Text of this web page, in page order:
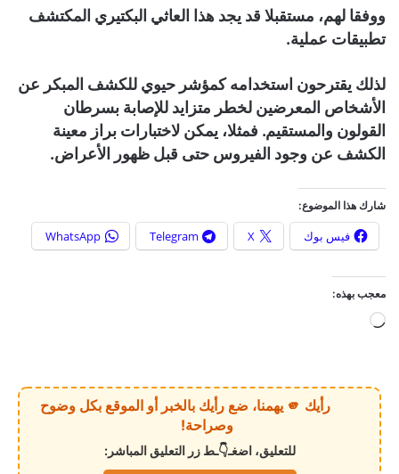
ووفقا لهم، مستقبلا قد يجد هذا العاثي البكتيري المكتشف
تطبيقات عملية.
لذلك يقترحون استخدامه كمؤشر حيوي للكشف المبكر عن
الأشخاص المعرضين لخطر متزايد للإصابة بسرطان
القولون والمستقيم. فمثلا، يمكن لاختبارات براز معينة
الكشف عن وجود الفيروس حتى قبل ظهور الأعراض.
شارك هذا الموضوع:
فيس بوك X
Telegram
WhatsApp
معجب بهذه:
ي
رأيك 🫵 يهمنا، ضع رأيك بالخبر أو الموقع بكل وضوح
وصراحة!
للتعليق، اضغـ👇ـط زر التعليق المباشر: